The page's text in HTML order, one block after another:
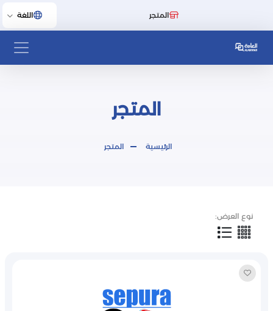
المتجر اللغة
المتجر
الرئيسية المتجر
نوع العرض: